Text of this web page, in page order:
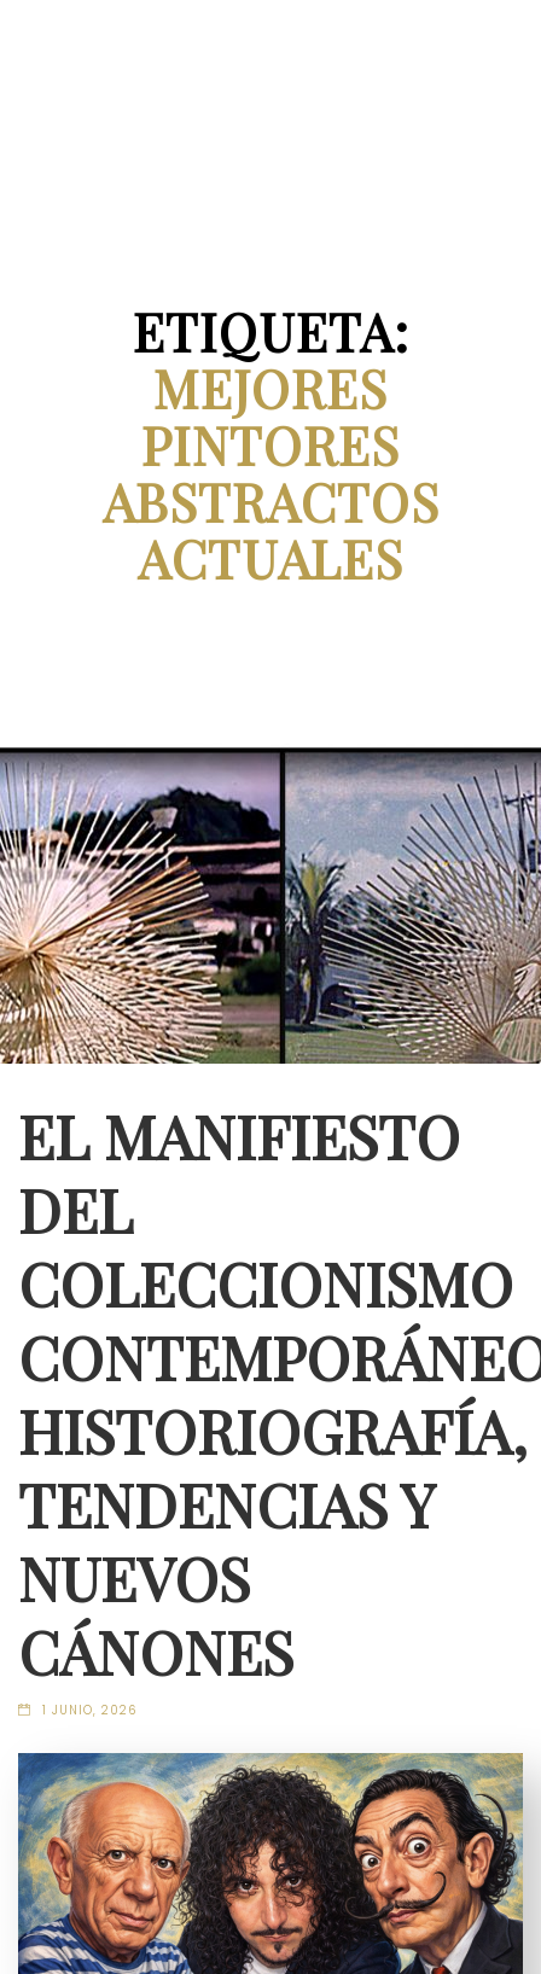
ETIQUETA:
MEJORES
PINTORES
ABSTRACTOS
ACTUALES
EL MANIFIESTO
DEL
COLECCIONISMO
HISTORIOGRAFÍA,
TENDENCIAS Y
NUEVOS
CÁNONES
1 JUNIO, 2026